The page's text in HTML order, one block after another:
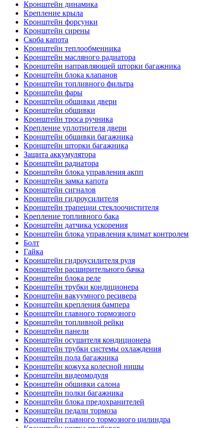
Кронштейн динамика
Крепление крыла
Кронштейн форсунки
Кронштейн сирены
Скоба капота
Кронштейн теплообменника
Кронштейн масляного радиатора
Кронштейн направляющей шторки багажника
Кронштейн блока клапанов
Кронштейн топливного фильтра
Кронштейн фары
Кронштейн обшивки двери
Кронштейн обшивки
Кронштейн троса ручника
Крепление уплотнителя двери
Кронштейн обшивки багажника
Кронштейн шторки багажника
Защита аккумулятора
Кронштейн радиатора
Кронштейн блока управления акпп
Кронштейн замка капота
Кронштейн сигналов
Кронштейн гидроусилителя
Кронштейн трапеции стеклоочистителя
Крепление топливного бака
Кронштейн датчика ускорения
Кронштейн блока управления климат контролем
Болт
Гайка
Кронштейн гидроусилителя руля
Кронштейн расширительного бачка
Кронштейн блока реле
Кронштейн трубки кондиционера
Кронштейн вакуумного ресивера
Кронштейн крепления бампера
Кронштейн главного тормозного
Кронштейн топливной рейки
Кронштейн панели
Кронштейн осушителя кондиционера
Кронштейн трубки системы охлаждения
Кронштейн пола багажника
Кронштейн кожуха колесной нишы
Кронштейн видеомодуля
Кронштейн обшивки салона
Кронштейн полки багажника
Кронштейн блока предохранителей
Кронштейн педали тормоза
Кронштейн главного тормозного цилиндра